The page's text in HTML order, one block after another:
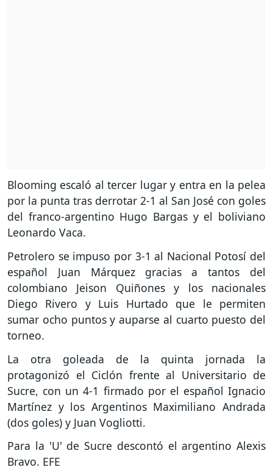
Blooming escaló al tercer lugar y entra en la pelea
por la punta tras derrotar 2-1 al San José con goles
del franco-argentino Hugo Bargas y el boliviano
Leonardo Vaca.
Petrolero se impuso por 3-1 al Nacional Potosí del
español Juan Márquez gracias a tantos del
colombiano Jeison Quiñones y los nacionales
Diego Rivero y Luis Hurtado que le permiten
sumar ocho puntos y auparse al cuarto puesto del
torneo.
La otra goleada de la quinta jornada la
protagonizó el Ciclón frente al Universitario de
Sucre, con un 4-1 firmado por el español Ignacio
Martínez y los Argentinos Maximiliano Andrada
(dos goles) y Juan Vogliotti.
Para la 'U' de Sucre descontó el argentino Alexis
Bravo. EFE